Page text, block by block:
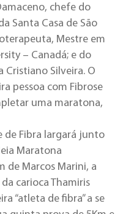
chefe do
Santa Casa de São
Mestre em
– Canadá; e do
Cristiano Silveira. O
pessoa com Fibrose
uma maratona,
de Fibra largará junto
Maratona
de Marcos Marini, a
carioca Thamiris
“atleta de fibra” a se